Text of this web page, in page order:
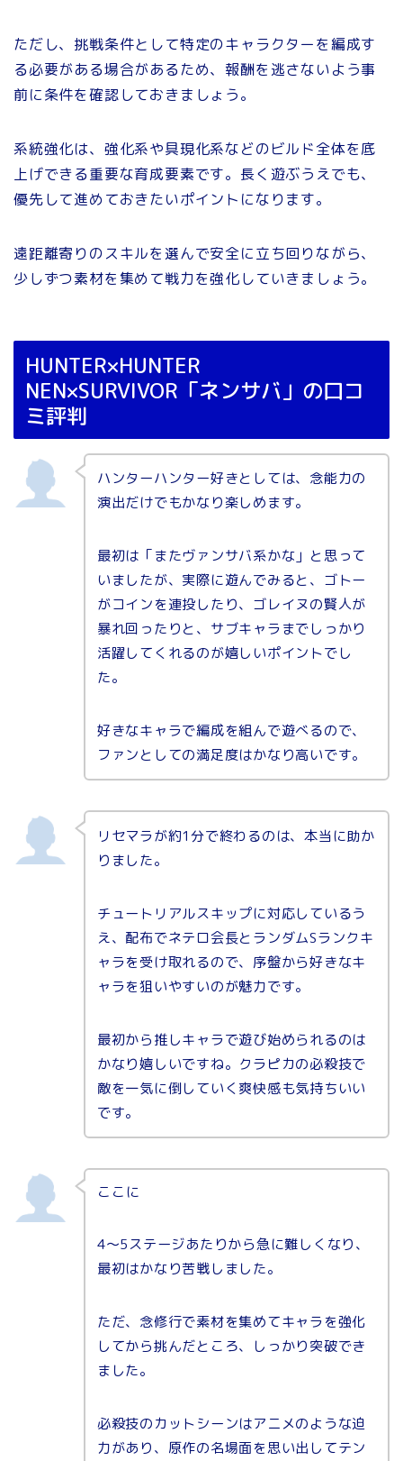
ただし、挑戦条件として特定のキャラクターを編成す
る必要がある場合があるため、報酬を逃さないよう事
前に条件を確認しておきましょう。
系統強化は、強化系や具現化系などのビルド全体を底
上げできる重要な育成要素です。長く遊ぶうえでも、
優先して進めておきたいポイントになります。
遠距離寄りのスキルを選んで安全に立ち回りながら、
少しずつ素材を集めて戦力を強化していきましょう。
HUNTER×HUNTER
NEN×SURVIVOR「ネンサバ」の口コ
ミ評判
ハンターハンター好きとしては、念能力の
演出だけでもかなり楽しめます。
最初は「またヴァンサバ系かな」と思って
いましたが、実際に遊んでみると、ゴトー
がコインを連投したり、ゴレイヌの賢人が
暴れ回ったりと、サブキャラまでしっかり
活躍してくれるのが嬉しいポイントでし
た。
好きなキャラで編成を組んで遊べるので、
ファンとしての満足度はかなり高いです。
リセマラが約1分で終わるのは、本当に助か
りました。
チュートリアルスキップに対応しているう
え、配布でネテロ会長とランダムSランクキ
ャラを受け取れるので、序盤から好きなキ
ャラを狙いやすいのが魅力です。
最初から推しキャラで遊び始められるのは
かなり嬉しいですね。クラピカの必殺技で
敵を一気に倒していく爽快感も気持ちいい
です。
ここに
4〜5ステージあたりから急に難しくなり、
最初はかなり苦戦しました。
ただ、念修行で素材を集めてキャラを強化
してから挑んだところ、しっかり突破でき
ました。
必殺技のカットシーンはアニメのような迫
力があり、原作の名場面を思い出してテン